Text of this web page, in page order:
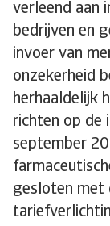
verleend aan
bedrijven en
invoer van
onzekerheid
herhaaldelijk
richten op de
september
gesloten met